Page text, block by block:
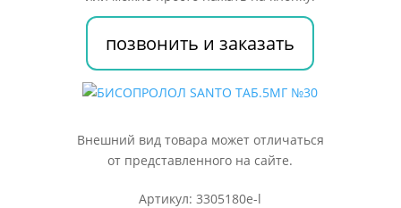
позвонить и заказать
Внешний вид товара может отличаться
от представленного на сайте.
Артикул: 3305180e-l